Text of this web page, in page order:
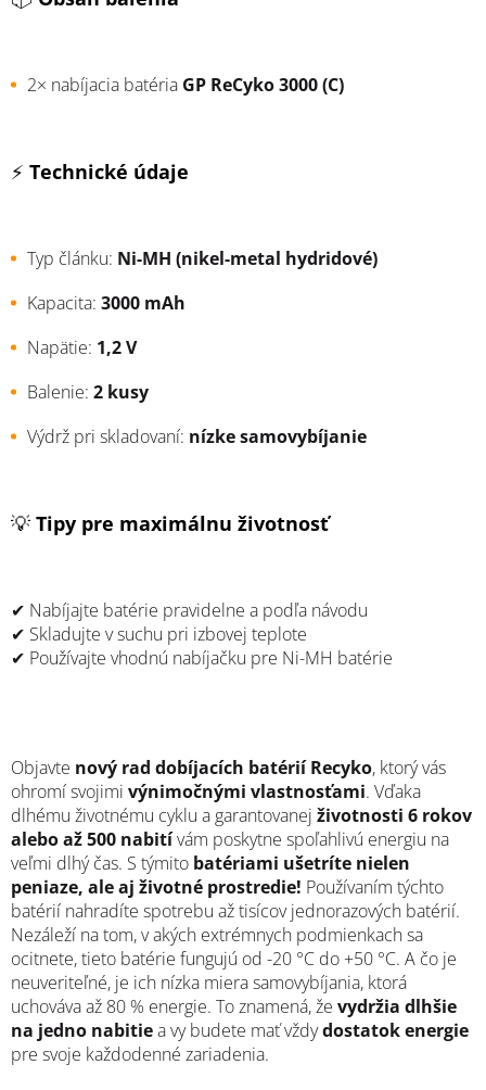
2× nabíjacia batéria GP ReCyko 3000 (C)
⚡ Technické údaje
Typ článku: Ni-MH (nikel-metal hydridové)
Kapacita: 3000 mAh
Napätie: 1,2 V
Balenie: 2 kusy
Výdrž pri skladovaní: nízke samovybíjanie
💡 Tipy pre maximálnu životnosť
✔ Nabíjajte batérie pravidelne a podľa návodu
✔ Skladujte v suchu pri izbovej teplote
✔ Používajte vhodnú nabíjačku pre Ni-MH batérie
Objavte nový rad dobíjacích batérií Recyko, ktorý vás
ohromí svojimi výnimočnými vlastnosťami. Vďaka
dlhému životnému cyklu a garantovanej životnosti 6 rokov
alebo až 500 nabitívám poskytne spoľahlivú energiu na
veľmi dlhý čas. S týmito batériami ušetríte nielen
peniaze, ale aj životné prostredie! Používaním týchto
batérií nahradíte spotrebu až tisícov jednorazových batérií.
Nezáleží na tom, v akých extrémnych podmienkach sa
ocitnete, tieto batérie fungujú od -20 °C do +50 °C. A čo je
neuveriteľné, je ich nízka miera samovybíjania, ktorá
uchováva až 80 % energie. To znamená, že vydržia dlhšie
na jedno nabitiea vy budete mať vždydostatok energie
pre svoje každodenné zariadenia.